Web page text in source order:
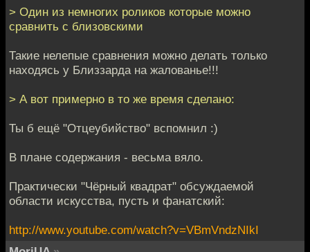
> Один из немногих роликов которые можно
сравнить с близовскими
Такие нелепые сравнения можно делать только
находясь у Близзарда на жалованье!!!
> А вот примерно в то же время сделано:
Ты б ещё "Отцеубийство" вспомнил :)
В плане содержания - весьма вяло.
Практически "Чёрный квадрат" обсуждаемой
области искусства, пусть и фанатский:
http://www.youtube.com/watch?v=VBmVndzNIkI